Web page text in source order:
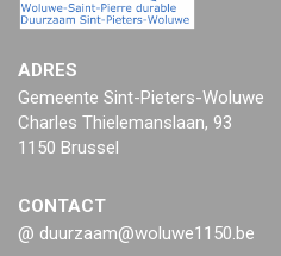
ADRES
Gemeente Sint-Pieters-Woluwe
Charles Thielemanslaan, 93
1150 Brussel
CONTACT
@ duurzaam@woluwe1150.be